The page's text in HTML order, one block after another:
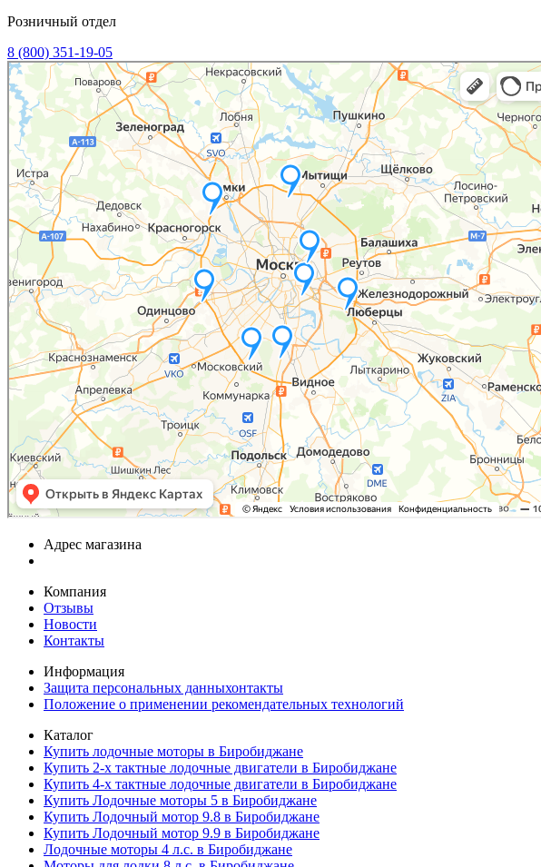
Розничный отдел
8 (800) 351-19-05
Адрес магазина
Компания
Отзывы
Новости
Контакты
Информация
Защита персональных данныхонтакты
Положение о применении рекомендательных технологий
Каталог
Купить лодочные моторы в Биробиджане
Купить 2-х тактные лодочные двигатели в Биробиджане
Купить 4-х тактные лодочные двигатели в Биробиджане
Купить Лодочные моторы 5 в Биробиджане
Купить Лодочный мотор 9.8 в Биробиджане
Купить Лодочный мотор 9.9 в Биробиджане
Лодочные моторы 4 л.с. в Биробиджане